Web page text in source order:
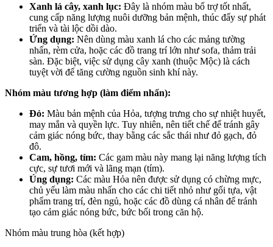
Xanh lá cây, xanh lục: Đây là nhóm màu bổ trợ tốt nhất,
cung cấp năng lượng nuôi dưỡng bản mệnh, thúc đẩy sự phát
triển và tài lộc dồi dào.
Ứng dụng: Nên dùng màu xanh lá cho các mảng tường
nhấn, rèm cửa, hoặc các đồ trang trí lớn như sofa, thảm trải
sàn. Đặc biệt, việc sử dụng cây xanh (thuộc Mộc) là cách
tuyệt vời để tăng cường nguồn sinh khí này.
Nhóm màu tương hợp (làm điểm nhấn):
Đỏ: Màu bản mệnh của Hỏa, tượng trưng cho sự nhiệt huyết,
may mắn và quyền lực. Tuy nhiên, nên tiết chế để tránh gây
cảm giác nóng bức, thay bằng các sắc thái như đỏ gạch, đỏ
đô.
Cam, hồng, tím: Các gam màu này mang lại năng lượng tích
cực, sự tươi mới và lãng mạn (tím).
Úng dụng: Các màu Hỏa nên được sử dụng có chừng mực,
chủ yếu làm màu nhấn cho các chi tiết nhỏ như gối tựa, vật
phẩm trang trí, đèn ngủ, hoặc các đồ dùng cá nhân để tránh
tạo cảm giác nóng bức, bức bối trong căn hộ.
Nhóm màu trung hòa (kết hợp)